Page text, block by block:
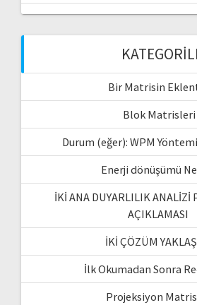
Bir Matrisin
Blok Matrisleri
Durum (eğer): WPM
Enerji dönüşümü
İKİ ANA DUYARLILIK ANALİZİ
AÇIKLAMASI
İKİ ÇÖZÜM
İlk Okumadan Sonra
Projeksiyon